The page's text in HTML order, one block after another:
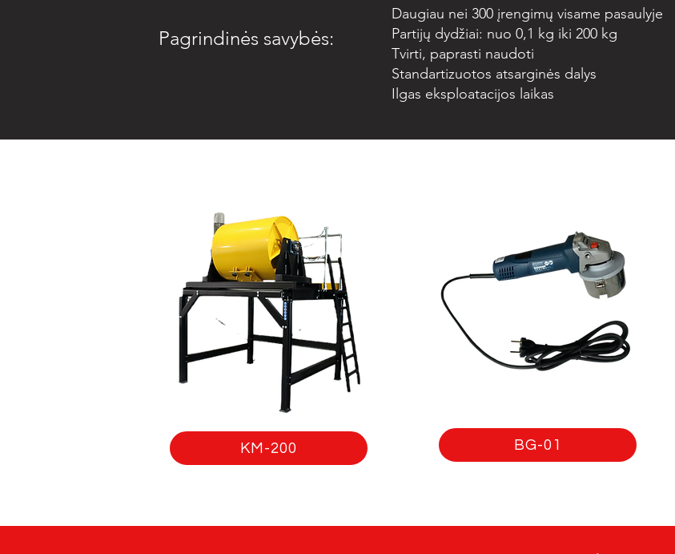
Pagrindinės savybės:
Daugiau nei 300 įrengimų visame pasaulyje
Partijų dydžiai: nuo 0,1 kg iki 200 kg
Tvirti, paprasti naudoti
Standartizuotos atsarginės dalys
Ilgas eksploatacijos laikas
KM-200 BG-01